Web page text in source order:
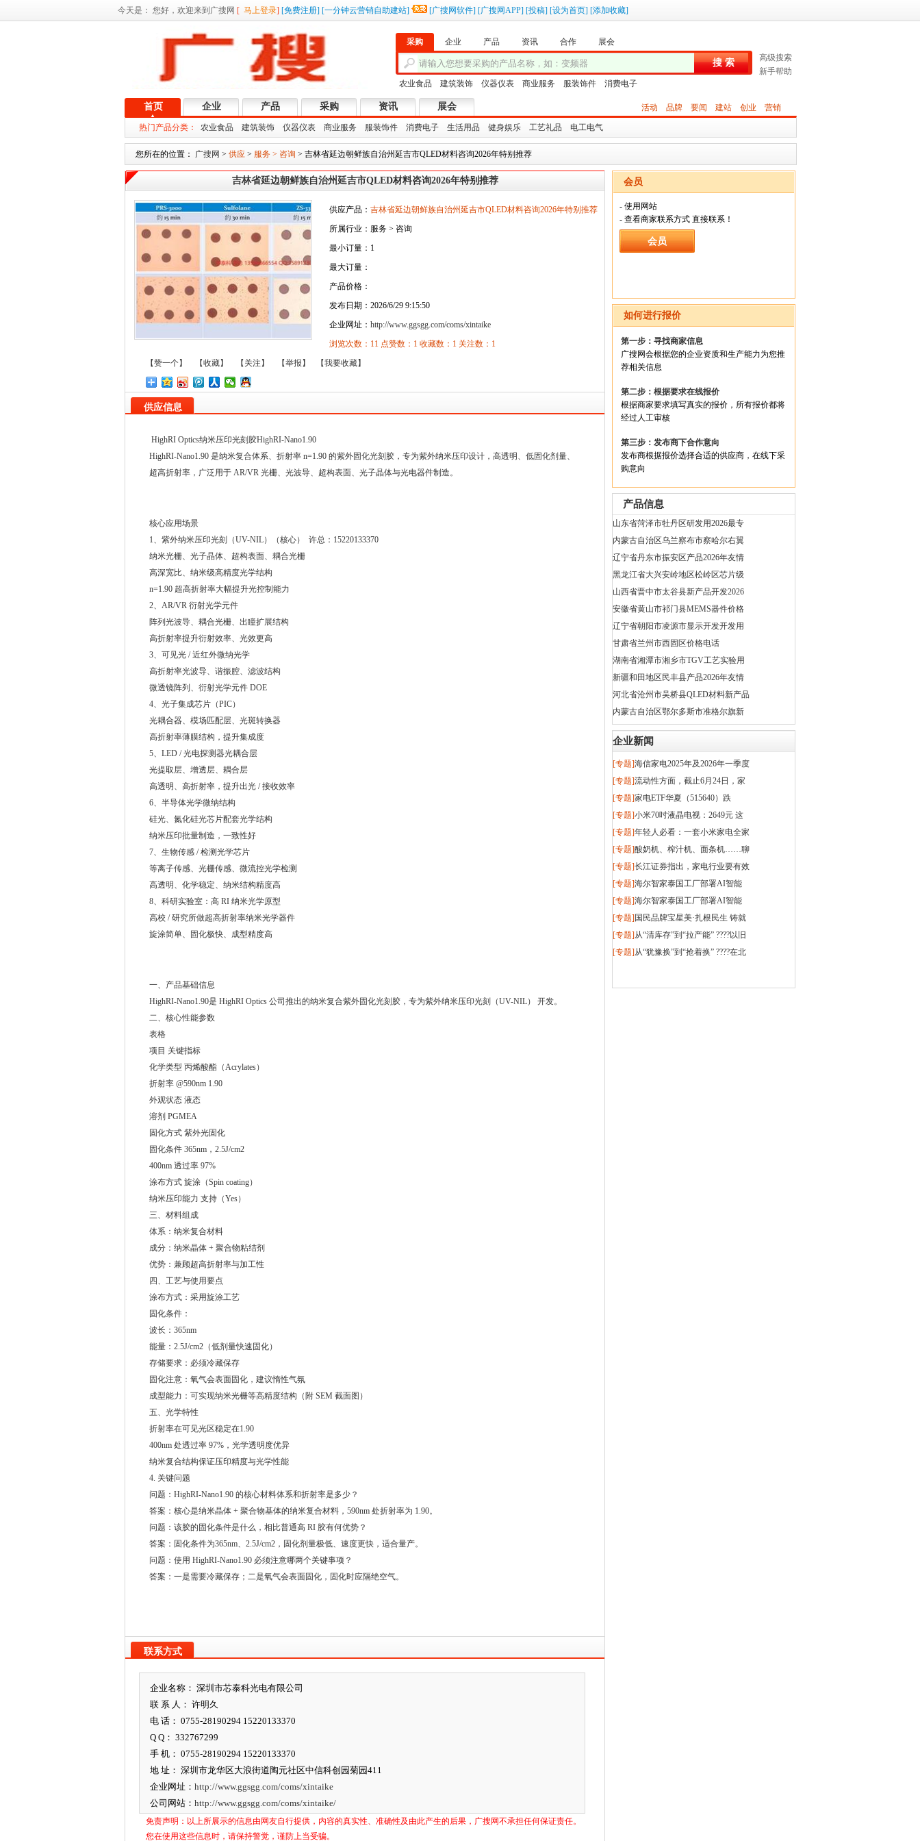
今天是： 您好，欢迎来到广搜网 [ 马上登录] [免费注册] [一分钟云营销自助建站] [广搜网软件] [广搜网APP] [投稿] [设为首页] [添加收藏]
采购 企业 产品 资讯 合作 展会
搜 索
高级搜索
新手帮助
农业食品
建筑装饰 仪器仪表 商业服务 服装饰件 消费电子
首页 企业 产品 采购 资讯 展会 活动 品牌 要闻 建站 创业 营销
热门产品分类： 农业食品 建筑装饰 仪器仪表 商业服务 服装饰件 消费电子 生活用品 健身娱乐 工艺礼品 电工电气
您所在的位置： 广搜网 > 供应 > 服务 > 咨询 > 吉林省延边朝鲜族自治州延吉市QLED材料咨询2026年特别推荐
吉林省延边朝鲜族自治州延吉市QLED材料咨询2026年特别推荐
供应产品： 吉林省延边朝鲜族自治州延吉市QLED材料咨询2026年特别推荐
所属行业：服务 > 咨询
最小订量：1
最大订量：
产品价格：
发布日期：2026/6/29 9:15:50
企业网址： http://www.ggsgg.com/coms/xintaike
浏览次数： 11 点赞数： 1 收藏数： 1 关注数： 1
【赞一个】
【收藏】 【关注】 【举报】 【我要收藏】
供应信息
HighRI Optics纳米压印光刻胶HighRI-Nano1.90
HighRI-Nano1.90 是纳米复合体系、折射率 n=1.90 的紫外固化光刻胶，专为紫外纳米压印设计，高透明、低固化剂量、
超高折射率，广泛用于 AR/VR 光栅、光波导、超构表面、光子晶体与光电器件制造。
核心应用场景
1、紫外纳米压印光刻（UV-NIL）（核心） 许总：15220133370
纳米光栅、光子晶体、超构表面、耦合光栅
高深宽比、纳米级高精度光学结构
n=1.90 超高折射率大幅提升光控制能力
2、AR/VR 衍射光学元件
阵列光波导、耦合光栅、出瞳扩展结构
高折射率提升衍射效率、光效更高
3、可见光 / 近红外微纳光学
高折射率光波导、谐振腔、滤波结构
微透镜阵列、衍射光学元件 DOE
4、光子集成芯片（PIC）
光耦合器、模场匹配层、光斑转换器
高折射率薄膜结构，提升集成度
5、LED / 光电探测器光耦合层
光提取层、增透层、耦合层
高透明、高折射率，提升出光 / 接收效率
6、半导体光学微纳结构
硅光、氮化硅光芯片配套光学结构
纳米压印批量制造，一致性好
7、生物传感 / 检测光学芯片
等离子传感、光栅传感、微流控光学检测
高透明、化学稳定、纳米结构精度高
8、科研实验室：高 RI 纳米光学原型
高校 / 研究所做超高折射率纳米光学器件
旋涂简单、固化极快、成型精度高
一、产品基础信息
HighRI-Nano1.90是 HighRI Optics 公司推出的纳米复合紫外固化光刻胶，专为紫外纳米压印光刻（UV-NIL） 开发。
二、核心性能参数
表格
项目 关键指标
化学类型 丙烯酸酯（Acrylates）
折射率 @590nm 1.90
外观状态 液态
溶剂 PGMEA
固化方式 紫外光固化
固化条件 365nm，2.5J/cm2
400nm 透过率 97%
涂布方式 旋涂（Spin coating）
纳米压印能力 支持（Yes）
三、材料组成
体系：纳米复合材料
成分：纳米晶体 + 聚合物粘结剂
优势：兼顾超高折射率与加工性
四、工艺与使用要点
涂布方式：采用旋涂工艺
固化条件：
波长：365nm
能量：2.5J/cm2（低剂量快速固化）
存储要求：必须冷藏保存
固化注意：氧气会表面固化，建议惰性气氛
成型能力：可实现纳米光栅等高精度结构（附 SEM 截面图）
五、光学特性
折射率在可见光区稳定在1.90
400nm 处透过率 97%，光学透明度优异
纳米复合结构保证压印精度与光学性能
4. 关键问题
问题：HighRI-Nano1.90 的核心材料体系和折射率是多少？
答案：核心是纳米晶体 + 聚合物基体的纳米复合材料，590nm 处折射率为 1.90。
问题：该胶的固化条件是什么，相比普通高 RI 胶有何优势？
答案：固化条件为365nm、2.5J/cm2，固化剂量极低、速度更快，适合量产。
问题：使用 HighRI-Nano1.90 必须注意哪两个关键事项？
答案：一是需要冷藏保存；二是氧气会表面固化，固化时应隔绝空气。
联系方式
企业名称： 深圳市芯泰科光电有限公司
联 系 人： 许明久
电 话： 0755-28190294 15220133370
Q Q： 332767299
手 机： 0755-28190294 15220133370
地 址： 深圳市龙华区大浪街道陶元社区中信科创园菊园411
企业网址： http://www.ggsgg.com/coms/xintaike
公司网站： http://www.ggsgg.com/coms/xintaike/
免责声明：以上所展示的信息由网友自行提供，内容的真实性、准确性及由此产生的后果，广搜网不承担任何保证责任。
您在使用这些信息时，请保持警觉，谨防上当受骗。
会员
- 使用网站
- 查看商家联系方式 直接联系！
会员
如何进行报价
第一步：寻找商家信息
广搜网会根据您的企业资质和生产能力为您推
荐相关信息
第二步：根据要求在线报价
根据商家要求填写真实的报价，所有报价都将
经过人工审核
第三步：发布商下合作意向
发布商根据报价选择合适的供应商，在线下采
购意向
产品信息
山东省菏泽市牡丹区研发用2026最专
业推荐
内蒙古自治区乌兰察布市察哈尔右翼
后旗电子元器件论文用2026年特别推
荐
辽宁省丹东市振安区产品2026年友情
推荐
黑龙江省大兴安岭地区松岭区芯片级
封装材料答辨用2026年友情推荐
山西省晋中市太谷县新产品开发2026
年特别推荐
安徽省黄山市祁门县MEMS器件价格
2026最专业推荐
辽宁省朝阳市凌源市显示开发开发用
热线
甘肃省兰州市西固区价格电话
湖南省湘潭市湘乡市TGV工艺实验用
电话
新疆和田地区民丰县产品2026年友情
推荐
河北省沧州市吴桥县QLED材料新产品
开发2026年特别推荐
内蒙古自治区鄂尔多斯市准格尔旗新
产品开发2026年专业推荐
企业新闻
[专题]海信家电2025年及2026年一季度
营收利润下滑，海外业务增势良好
[专题]流动性方面，截止6月24日，家
电ETF华夏（515640）近20个交易日
累计成交
[专题]家电ETF华夏（515640）跌
0.82%，成交额16.00
[专题]小米70吋液晶电视：2649元 这
款小米L70M7-EA 产品采用金属全面
屏，
[专题]年轻人必看：一套小米家电全家
桶要花多少钱？
[专题]酸奶机、榨汁机、面条机……聊
聊厨房这些小家电
[专题]长江证券指出，家电行业要有效
分散单一产地风险，同时提升全球订
单响应效率；快速突破
[专题]海尔智家泰国工厂部署AI智能
体，家电ETF华夏（515640）盘中小
幅回调
[专题]海尔智家泰国工厂部署AI智能
体，家电ETF华夏（515640）盘中小
幅回调
[专题] 国民品牌宝星美·扎根民生 铸就
国民家电典范
[专题]从“清库存”到“拉产能” ????以旧
换新火热背后是品牌方、核心部件、
[专题]从“犹豫换”到“抢着换” ????在北